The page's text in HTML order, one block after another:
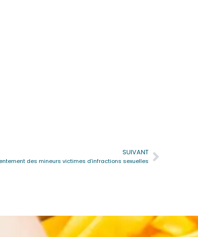
SUIVANT
des mineurs victimes d’infractions sexuelles